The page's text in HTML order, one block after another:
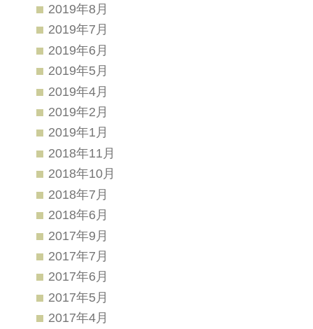
2019年8月
2019年7月
2019年6月
2019年5月
2019年4月
2019年2月
2019年1月
2018年11月
2018年10月
2018年7月
2018年6月
2017年9月
2017年7月
2017年6月
2017年5月
2017年4月